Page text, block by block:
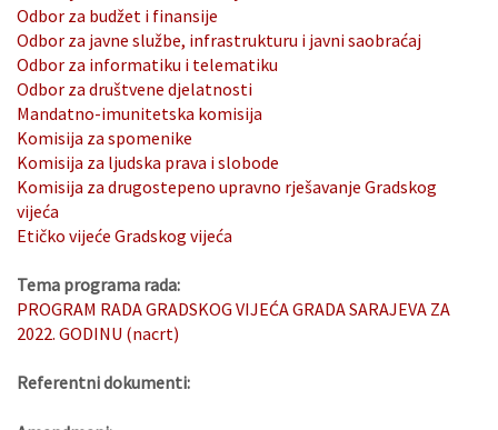
Odbor za budžet i finansije
Odbor za javne službe, infrastrukturu i javni saobraćaj
Odbor za informatiku i telematiku
Odbor za društvene djelatnosti
Mandatno-imunitetska komisija
Komisija za spomenike
Komisija za ljudska prava i slobode
Komisija za drugostepeno upravno rješavanje Gradskog
vijeća
Etičko vijeće Gradskog vijeća
Tema programa rada:
PROGRAM RADA GRADSKOG VIJEĆA GRADA SARAJEVA ZA
2022. GODINU (nacrt)
Referentni dokumenti: